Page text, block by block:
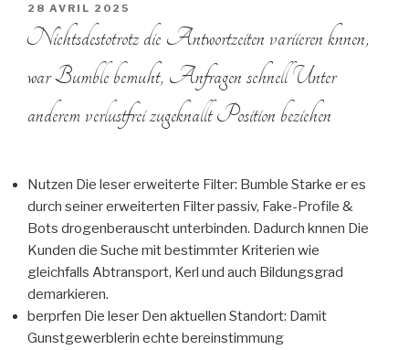
PUBLIÉ
LE
28 AVRIL 2025
Nichtsdestotrotz die Antwortzeiten variieren knnen,
war Bumble bemuht, Anfragen schnell Unter
anderem verlustfrei zugeknallt Position beziehen
Nutzen Die leser erweiterte Filter: Bumble Starke er es
durch seiner erweiterten Filter passiv, Fake-Profile &
Bots drogenberauscht unterbinden. Dadurch knnen Die
Kunden die Suche mit bestimmter Kriterien wie
gleichfalls Abtransport, Kerl und auch Bildungsgrad
demarkieren.
berprfen Die leser Den aktuellen Standort: Damit
Gunstgewerblerin echte bereinstimmung